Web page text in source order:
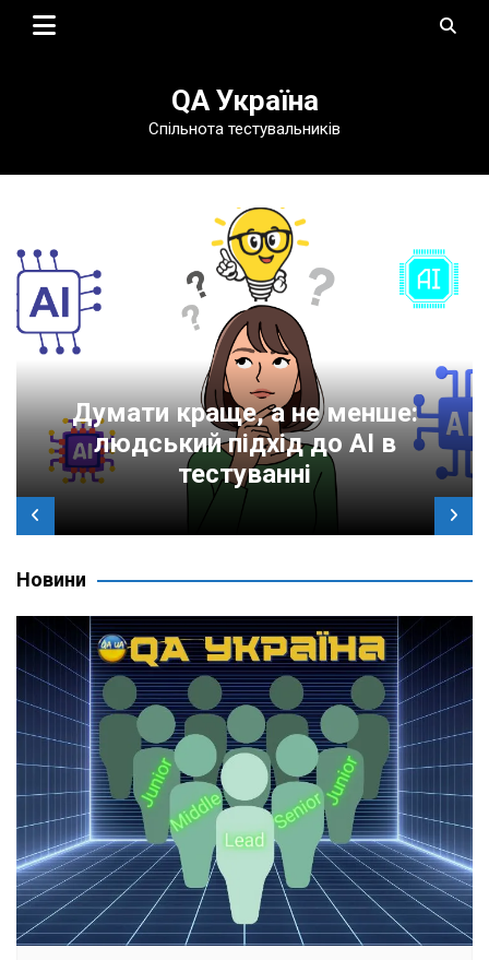
QA Україна
Спільнота тестувальників
Думати краще, а не менше:
людський підхід до AI в
тестуванні
Новини